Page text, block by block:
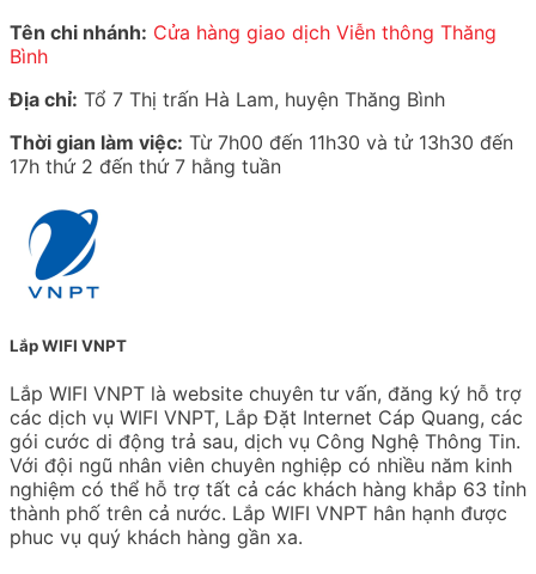
Tên chi nhánh: Cửa hàng giao dịch Viễn thông Thăng
Bình
Địa chỉ: Tổ 7 Thị trấn Hà Lam, huyện Thăng Bình
Thời gian làm việc: Từ 7h00 đến 11h30 và tử 13h30 đến
17h thứ 2 đến thứ 7 hằng tuần
Lắp WIFI VNPT
Lắp WIFI VNPT là website chuyên tư vấn, đăng ký hỗ trợ
các dịch vụ WIFI VNPT, Lắp Đặt Internet Cáp Quang, các
gói cước di động trả sau, dịch vụ Công Nghệ Thông Tin.
Với đội ngũ nhân viên chuyên nghiệp có nhiều năm kinh
nghiệm có thể hỗ trợ tất cả các khách hàng khắp 63 tỉnh
thành phố trên cả nước. Lắp WIFI VNPT hân hạnh được
phuc vụ quý khách hàng gần xa.